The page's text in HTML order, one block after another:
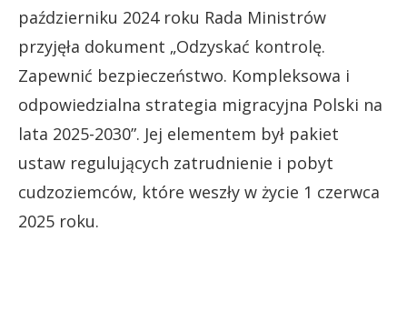
październiku 2024 roku Rada Ministrów
przyjęła dokument „Odzyskać kontrolę.
Zapewnić bezpieczeństwo. Kompleksowa i
odpowiedzialna strategia migracyjna Polski na
lata 2025-2030”. Jej elementem był pakiet
ustaw regulujących zatrudnienie i pobyt
cudzoziemców, które weszły w życie 1 czerwca
2025 roku.